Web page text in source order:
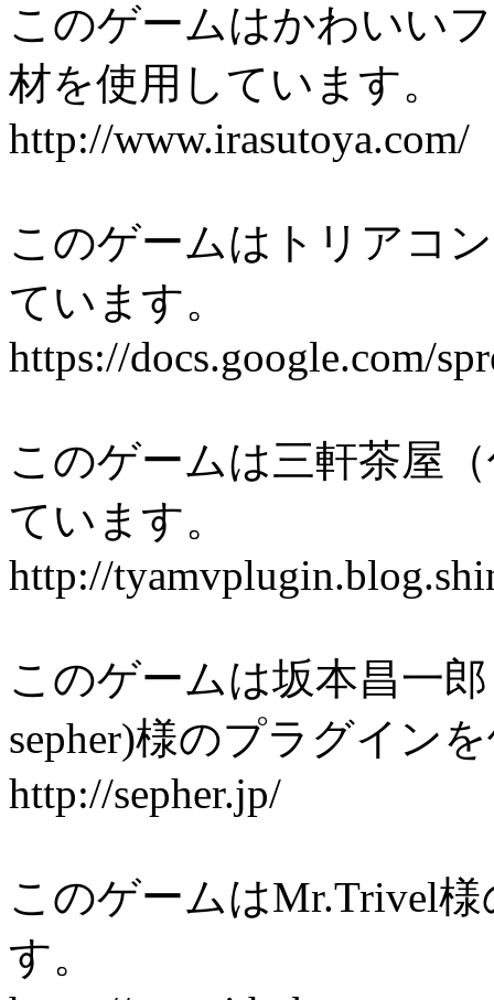
このゲームはかわいい
材を使用しています。
http://www.irasutoya.com/
このゲームはトリアコ
ています。
https://docs.google.com/
このゲームは三軒茶屋
ています。
http://
このゲームは坂本昌一郎
sepher)様のプラグイン
http://sepher.jp/
このゲームはMr.Trivel
す。